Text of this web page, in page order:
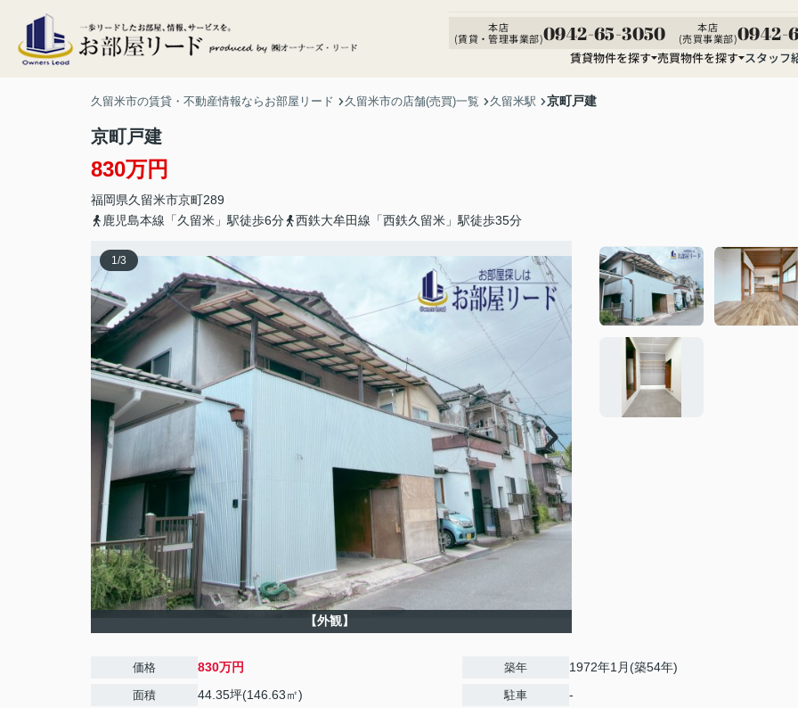
本店
(賃貸・管理事業部)0942-65-3050
本店
(売買事業部)0942-
賃貸物件を探す 売買物件を探す スタッフ
久留米市の賃貸・不動産情報ならお部屋リード 久留米市の店舗(売買)一覧 久留米駅 京町戸建
京町戸建
830万円
福岡県久留米市京町289
鹿児島本線「久留米」駅徒歩6分
西鉄大牟田線「西鉄久留米」駅徒歩35分
1/3
【外観】
価格 830万円
面積 44.35坪(146.63㎡)
築年 1972年1月(築54年)
駐車 -